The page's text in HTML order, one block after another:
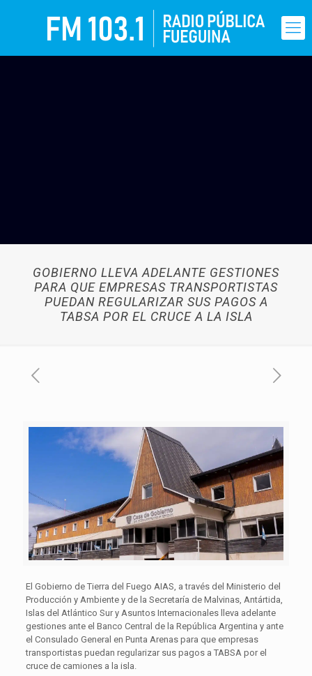
GOBIERNO LLEVA ADELANTE GESTIONES
PARA QUE EMPRESAS TRANSPORTISTAS
PUEDAN REGULARIZAR SUS PAGOS A
TABSA POR EL CRUCE A LA ISLA
El Gobierno de Tierra del Fuego AIAS, a través del Ministerio del
Producción y Ambiente y de la Secretaría de Malvinas, Antártida,
Islas del Atlántico Sur y Asuntos Internacionales lleva adelante
gestiones ante el Banco Central de la República Argentina y ante
el Consulado General en Punta Arenas para que empresas
transportistas puedan regularizar sus pagos a TABSA por el
cruce de camiones a la isla.